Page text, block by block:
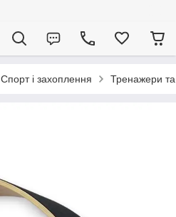
Спорт і захоплення Тренажери